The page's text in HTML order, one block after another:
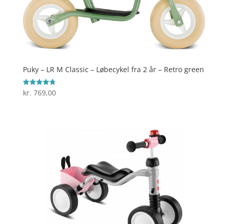
Puky – LR M Classic – Løbecykel fra 2 år – Retro green
Vurderet
4.8
kr. 769,00